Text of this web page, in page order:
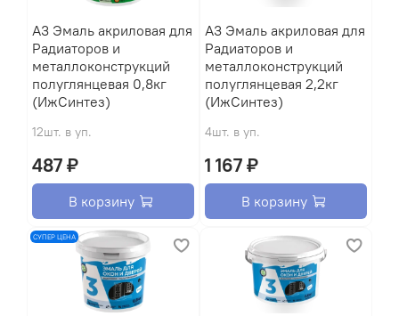
A3 Эмаль акриловая для
Радиаторов и
металлоконструкций
полуглянцевая 0,8кг
(ИжСинтез)
12шт. в уп.
487 ₽
В корзину
A3 Эмаль акриловая для
Радиаторов и
металлоконструкций
полуглянцевая 2,2кг
(ИжСинтез)
4шт. в уп.
1 167 ₽
В корзину
СУПЕР ЦЕНА